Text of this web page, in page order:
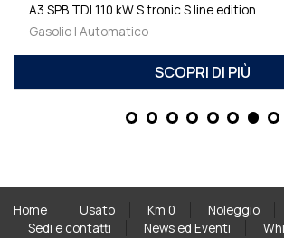
A3 SPB TDI 110 kW S tronic S line edition
Gasolio | Automatico
SCOPRI DI PIÙ
Home Usato Km 0 Noleggio
Sedi e contatti
News ed Eventi